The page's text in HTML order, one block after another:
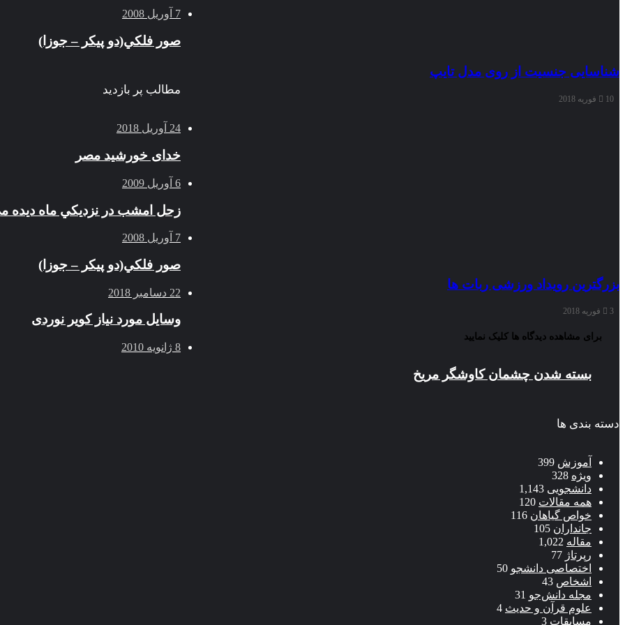
شناسایی جنسیت از روی مدل تایپ
10 فوریه 2018
بزرگترین رویداد ورزشی ربات ها
3 فوریه 2018
برای مشاهده دیدگاه ها کلیک نمایید
7 آوریل 2008
صور فلكي(دو پیکر – جوزا)
مطالب پر بازدید
24 آوریل 2018
خدای خورشید مصر
6 آوریل 2009
زحل امشب در نزديكي ماه ديده
7 آوریل 2008
صور فلكي(دو پیکر – جوزا)
22 دسامبر 2018
وسایل مورد نیاز کویر نوردی
8 ژانویه 2010
بسته شدن چشمان کاوشگر مريخ
دسته بندی ها
آموزش 399
ویژه 328
دانشجویی 1,143
همه مقالات 120
خواص گیاهان 116
جانداران 105
مقاله 1,022
رپرتاژ 77
اختصاصی دانشجو 50
اشخاص 43
مجله دانش‌جو 31
علوم قرآن و حدیث 4
مسابقات 3